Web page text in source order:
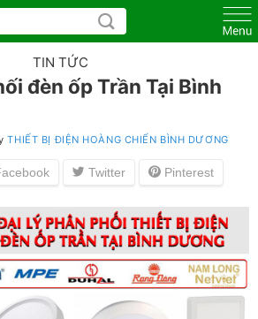
TIN TỨC
đèn ốp Trần Tại Bình
THIẾT BỊ ĐIỆN HOÀNG CHIẾN BÌNH DƯƠNG